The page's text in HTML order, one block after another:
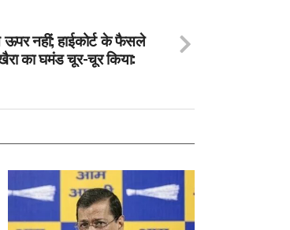
नहीं; हाईकोर्ट के फैसले
का घमंड चूर-चूर किया: